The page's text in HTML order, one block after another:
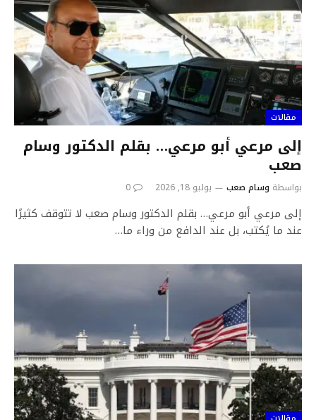
مقالات
إلى مرعي أبو مرعي… بقلم الدكتور وسام
صعب
بواسطة وسام صعب يوليو 18, 2026 0
إلى مرعي أبو مرعي… بقلم الدكتور وسام صعب لا تتوقف كثيرًا
عند ما يُكتب، بل عند الدافع من وراء ما…